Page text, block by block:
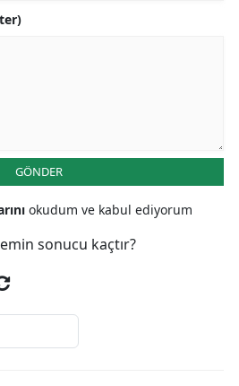
GÖNDER
okudum ve kabul ediyorum
sonucu kaçtır?